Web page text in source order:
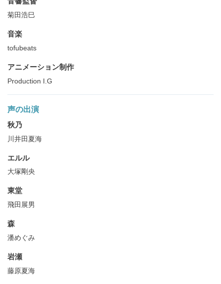
菊田浩巳
音楽
tofubeats
アニメーション制作
Production I.G
声の出演
秋乃
川井田夏海
エルル
大塚剛央
東堂
飛田展男
森
潘めぐみ
岩瀬
藤原夏海